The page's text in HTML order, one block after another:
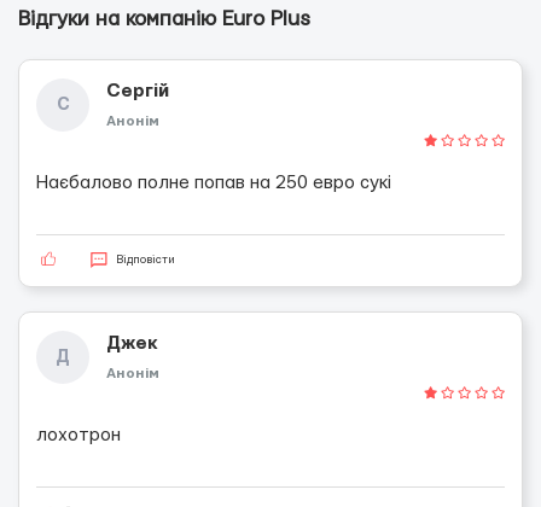
Відгуки на компанію Euro Plus
С
Сергій
Анонім
Наєбалово полне попав на 250 евро сукі
Відповісти
Д
Джек
Анонім
лохотрон